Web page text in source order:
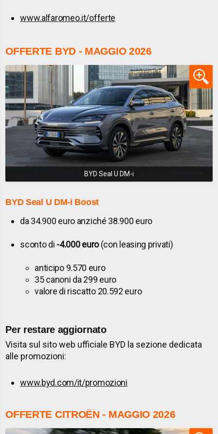
www.alfaromeo.it/offerte
OFFERTE BYD - MAGGIO 2026
BYD Seal U DM-i
BYD Seal U DM-i Boost
da 34.900 euro anziché 38.900 euro
sconto di -4.000 euro(con leasing privati)
anticipo 9.570 euro
35 canoni da 299 euro
valore di riscatto 20.592 euro
Per restare aggiornato
Visita sul sito web ufficiale BYD la sezione dedicata
alle promozioni:
www.byd.com/it/promozioni
OFFERTE CITROËN - MAGGIO 2026